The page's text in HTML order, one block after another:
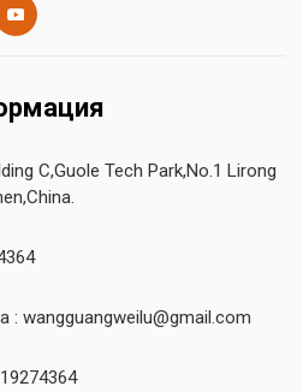
C,Guole Tech Park,No.1 Lirong
: wangguangweilu@gmail.com